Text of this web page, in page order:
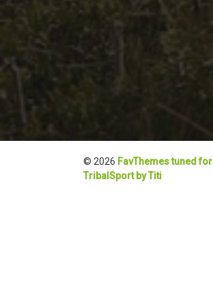
© 2026 FavThemes tuned for
TribalSport by Titi